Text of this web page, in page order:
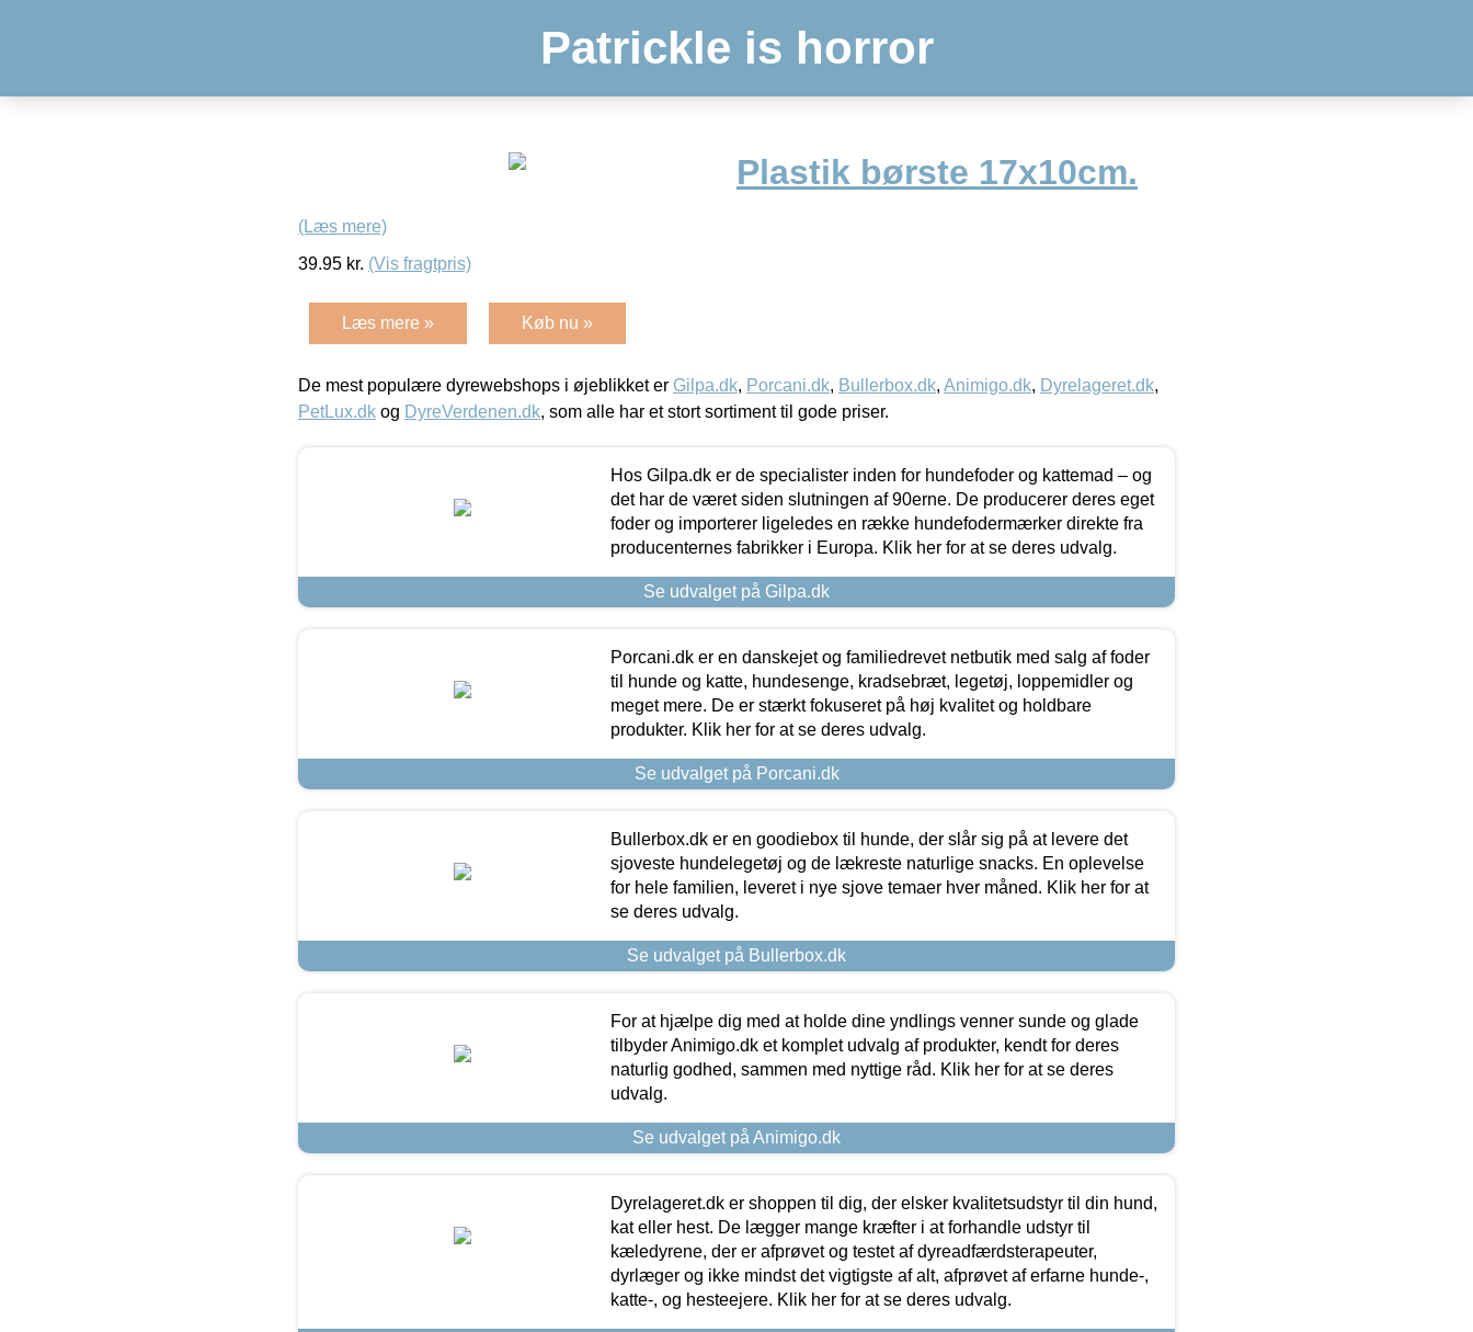
Patrickle is horror
Plastik børste 17x10cm.
(Læs mere)
39.95 kr. (Vis fragtpris)
Læs mere » Køb nu »
De mest populære dyrewebshops i øjeblikket er Gilpa.dk, Porcani.dk, Bullerbox.dk, Animigo.dk, Dyrelageret.dk,
PetLux.dk og DyreVerdenen.dk, som alle har et stort sortiment til gode priser.
Hos Gilpa.dk er de specialister inden for hundefoder og kattemad – og
det har de været siden slutningen af 90erne. De producerer deres eget
foder og importerer ligeledes en række hundefodermærker direkte fra
producenternes fabrikker i Europa. Klik her for at se deres udvalg.
Se udvalget på Gilpa.dk
Porcani.dk er en danskejet og familiedrevet netbutik med salg af foder
til hunde og katte, hundesenge, kradsebræt, legetøj, loppemidler og
meget mere. De er stærkt fokuseret på høj kvalitet og holdbare
produkter. Klik her for at se deres udvalg.
Se udvalget på Porcani.dk
Bullerbox.dk er en goodiebox til hunde, der slår sig på at levere det
sjoveste hundelegetøj og de lækreste naturlige snacks. En oplevelse
for hele familien, leveret i nye sjove temaer hver måned. Klik her for at
se deres udvalg.
Se udvalget på Bullerbox.dk
For at hjælpe dig med at holde dine yndlings venner sunde og glade
tilbyder Animigo.dk et komplet udvalg af produkter, kendt for deres
naturlig godhed, sammen med nyttige råd. Klik her for at se deres
udvalg.
Se udvalget på Animigo.dk
Dyrelageret.dk er shoppen til dig, der elsker kvalitetsudstyr til din hund,
kat eller hest. De lægger mange kræfter i at forhandle udstyr til
kæledyrene, der er afprøvet og testet af dyreadfærdsterapeuter,
dyrlæger og ikke mindst det vigtigste af alt, afprøvet af erfarne hunde-,
katte-, og hesteejere. Klik her for at se deres udvalg.